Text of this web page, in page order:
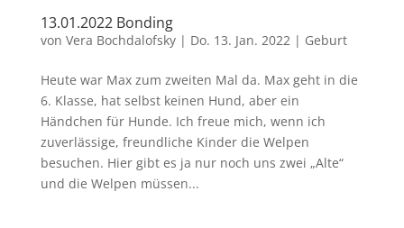
13.01.2022 Bonding
von Vera Bochdalofsky| Do. 13. Jan. 2022| Geburt
Heute war Max zum zweiten Mal da. Max geht in die
6. Klasse, hat selbst keinen Hund, aber ein
Händchen für Hunde. Ich freue mich, wenn ich
zuverlässige, freundliche Kinder die Welpen
besuchen. Hier gibt es ja nur noch uns zwei „Alte“
und die Welpen müssen...